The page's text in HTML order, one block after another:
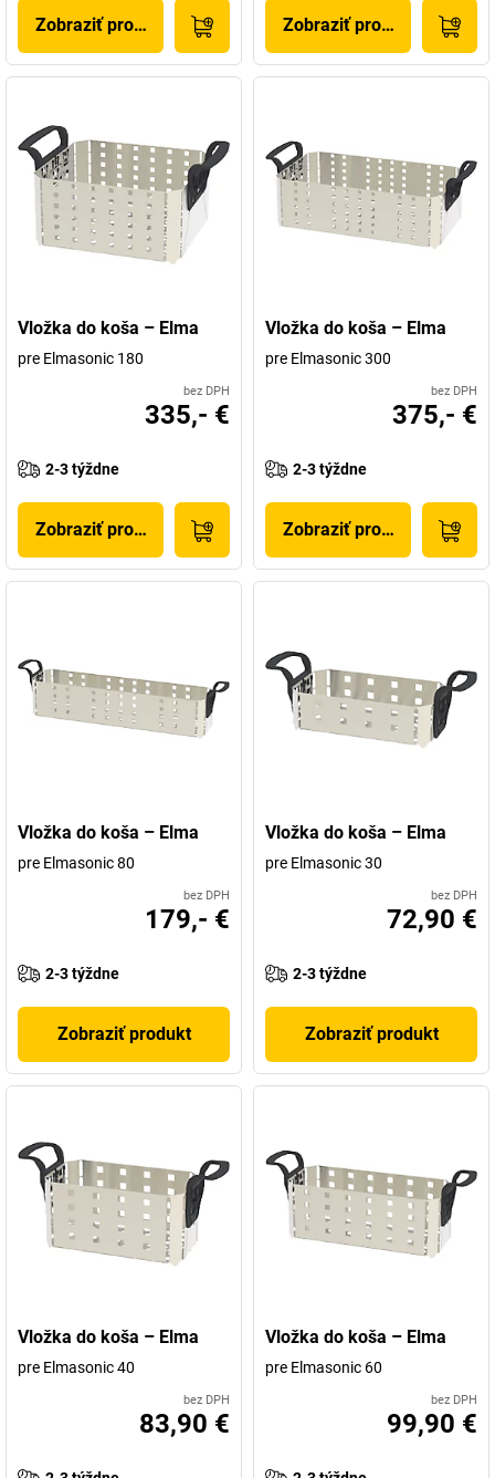
Zobraziť produkt Zobraziť produkt
Vložka do koša – Elma
pre Elmasonic 180
bez DPH
335,- €
2-3 týždne
Zobraziť produkt
Vložka do koša – Elma
pre Elmasonic 300
bez DPH
375,- €
2-3 týždne
Zobraziť produkt
Vložka do koša – Elma
pre Elmasonic 80
bez DPH
179,- €
2-3 týždne
Zobraziť produkt
Vložka do koša – Elma
pre Elmasonic 30
bez DPH
72,90 €
2-3 týždne
Zobraziť produkt
Vložka do koša – Elma
pre Elmasonic 40
bez DPH
83,90 €
Vložka do koša – Elma
pre Elmasonic 60
bez DPH
99,90 €